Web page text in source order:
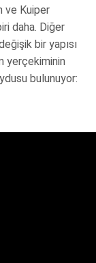
ve Kuiper
daha. Diğer
bir yapısı
yerçekiminin
bulunuyor: